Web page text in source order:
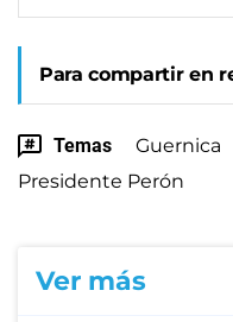
Para compartir en
Temas Guernica
Presidente Perón
Ver más